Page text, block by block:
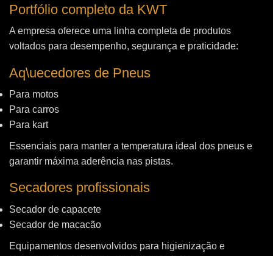
Portfólio completo da KWT
A empresa oferece uma linha completa de produtos
voltados para desempenho, segurança e praticidade:
Aq\uecedores de Pneus
Para motos
Para carros
Para kart
Essenciais para manter a temperatura ideal dos pneus e
garantir máxima aderência nas pistas.
Secadores profissionais
Secador de capacete
Secador de macacão
Equipamentos desenvolvidos para higienização e